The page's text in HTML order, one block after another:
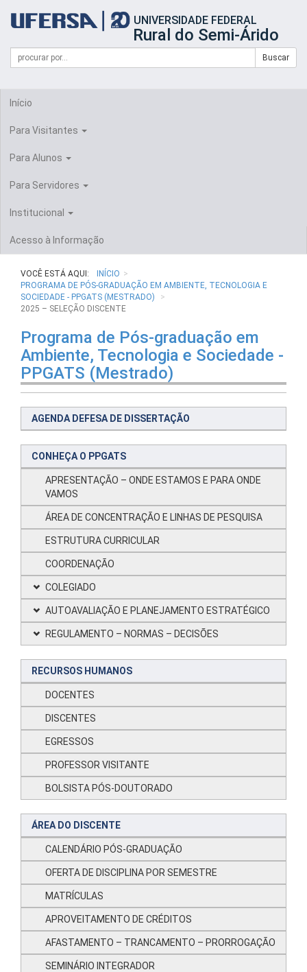
portal
UFERSA
UNIVERSIDADE FEDERAL
Rural do Semi-Árido
Formulário
Busca
Campo
de
Buscar
Início
Para Visitantes
Para Alunos
Para Servidores
Institucional
Acesso à Informação
VOCÊ ESTÁ AQUI:
INÍCIO
PROGRAMA DE PÓS-GRADUAÇÃO EM AMBIENTE, TECNOLOGIA E
SOCIEDADE - PPGATS (MESTRADO)
2025 – SELEÇÃO DISCENTE
Programa de Pós-graduação em
Ambiente, Tecnologia e Sociedade -
PPGATS (Mestrado)
AGENDA DEFESA DE DISSERTAÇÃO
CONHEÇA O PPGATS
APRESENTAÇÃO – ONDE ESTAMOS E PARA ONDE
VAMOS
ÁREA DE CONCENTRAÇÃO E LINHAS DE PESQUISA
ESTRUTURA CURRICULAR
COORDENAÇÃO
COLEGIADO
AUTOAVALIAÇÃO E PLANEJAMENTO ESTRATÉGICO
REGULAMENTO – NORMAS – DECISÕES
RECURSOS HUMANOS
DOCENTES
DISCENTES
EGRESSOS
PROFESSOR VISITANTE
BOLSISTA PÓS-DOUTORADO
ÁREA DO DISCENTE
CALENDÁRIO PÓS-GRADUAÇÃO
OFERTA DE DISCIPLINA POR SEMESTRE
MATRÍCULAS
APROVEITAMENTO DE CRÉDITOS
AFASTAMENTO – TRANCAMENTO – PRORROGAÇÃO
SEMINÁRIO INTEGRADOR